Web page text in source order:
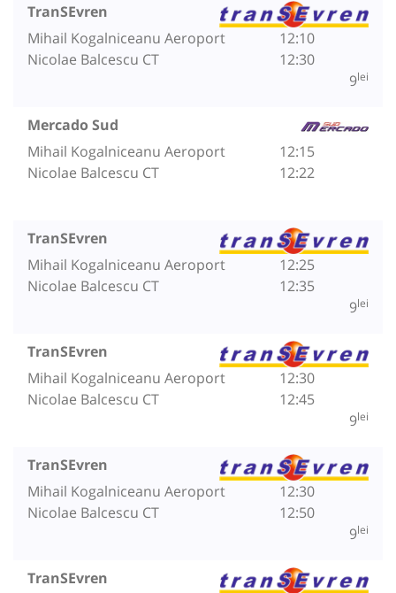
TranSEvren
Mihail Kogalniceanu Aeroport
Nicolae Balcescu CT
12:10
12:30
9lei
Mercado Sud
Mihail Kogalniceanu Aeroport
Nicolae Balcescu CT
12:15
12:22
TranSEvren
Mihail Kogalniceanu Aeroport
Nicolae Balcescu CT
12:25
12:35
9lei
TranSEvren
Mihail Kogalniceanu Aeroport
Nicolae Balcescu CT
12:30
12:45
9lei
TranSEvren
Mihail Kogalniceanu Aeroport
Nicolae Balcescu CT
12:30
12:50
9lei
TranSEvren